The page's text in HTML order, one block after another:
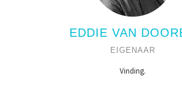
EDDIE VAN
EIGENAAR
Vinding.